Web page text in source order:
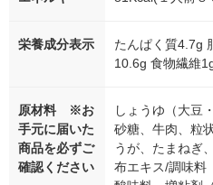
栄養成分表示
たんぱく質4.7g
10.6g 食物繊維
原材料 ※お
手元に届いた
商品を必ずご
確認ください
しょうゆ（大豆
砂糖、牛肉、粒
うが、たまねぎ
布エキス/調味料